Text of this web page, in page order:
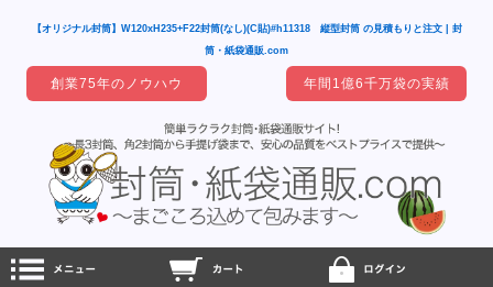
【オリジナル封筒】W120xH235+F22封筒(なし)(C貼)#h11318 縦型封筒 の見積もりと注文 | 封
筒・紙袋通販.com
創業75年のノウハウ 年間1億6千万袋の実績